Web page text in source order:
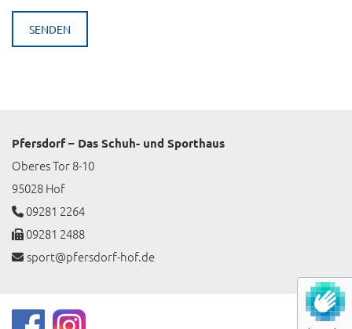
Pfersdorf – Das Schuh- und Sporthaus
Oberes Tor 8-10
95028 Hof
 09281 2264
 09281 2488
 sport@pfersdorf-hof.de